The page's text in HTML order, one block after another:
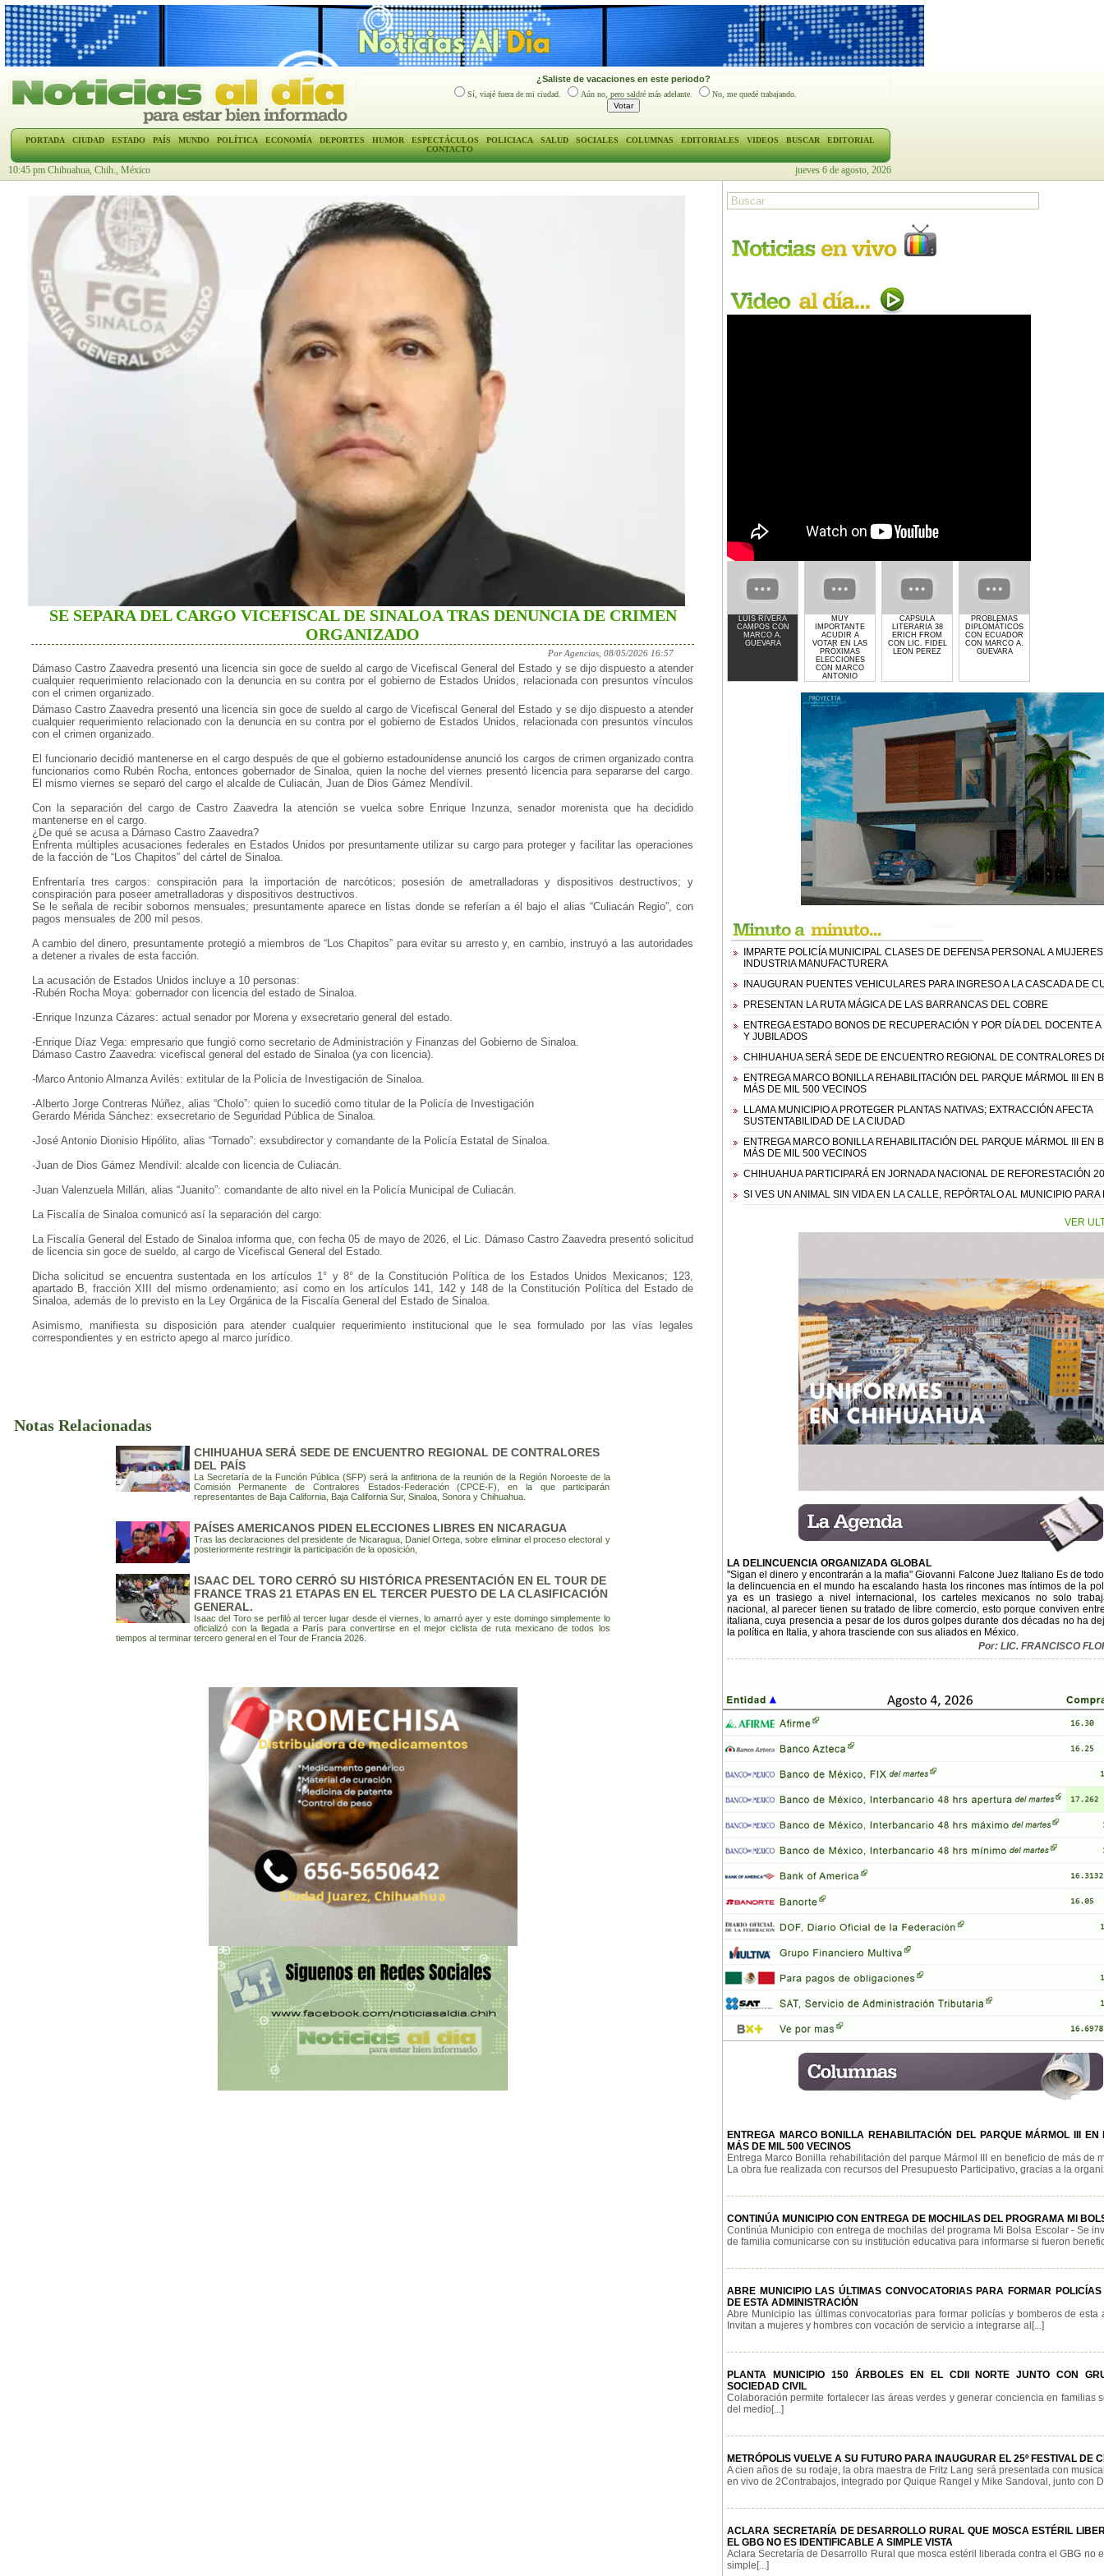
¿Saliste de vacaciones en este periodo?
Sí, viajé fuera de mi ciudad. Aún no, pero saldré más adelante. No, me quedé trabajando.
PORTADA CIUDAD ESTADO PAÍS MUNDO POLÍTICA ECONOMÍA DEPORTES HUMOR ESPECTÁCULOS POLICIACA SALUD SOCIALES COLUMNAS EDITORIALES VIDEOS BUSCAR
EDITORIAL
CONTACTO
10:45 pm Chihuahua, Chih., México jueves 6 de agosto, 2026
SE SEPARA DEL CARGO VICEFISCAL DE SINALOA TRAS DENUNCIA DE CRIMEN
ORGANIZADO
Por Agencias, 08/05/2026 16:57
Dámaso Castro Zaavedra presentó una licencia sin goce de sueldo al cargo de Vicefiscal General del Estado y se dijo dispuesto a atender
cualquier requerimiento relacionado con la denuncia en su contra por el gobierno de Estados Unidos, relacionada con presuntos vínculos
con el crimen organizado.
Dámaso Castro Zaavedra presentó una licencia sin goce de sueldo al cargo de Vicefiscal General del Estado y se dijo dispuesto a atender
cualquier requerimiento relacionado con la denuncia en su contra por el gobierno de Estados Unidos, relacionada con presuntos vínculos
con el crimen organizado.
El funcionario decidió mantenerse en el cargo después de que el gobierno estadounidense anunció los cargos de crimen organizado contra
funcionarios como Rubén Rocha, entonces gobernador de Sinaloa, quien la noche del viernes presentó licencia para separarse del cargo.
El mismo viernes se separó del cargo el alcalde de Culiacán, Juan de Dios Gámez Mendívil.
Con la separación del cargo de Castro Zaavedra la atención se vuelca sobre Enrique Inzunza, senador morenista que ha decidido
mantenerse en el cargo.
¿De qué se acusa a Dámaso Castro Zaavedra?
Enfrenta múltiples acusaciones federales en Estados Unidos por presuntamente utilizar su cargo para proteger y facilitar las operaciones
de la facción de “Los Chapitos” del cártel de Sinaloa.
Enfrentaría tres cargos: conspiración para la importación de narcóticos; posesión de ametralladoras y dispositivos destructivos; y
conspiración para poseer ametralladoras y dispositivos destructivos.
Se le señala de recibir sobornos mensuales; presuntamente aparece en listas donde se referían a él bajo el alias “Culiacán Regio”, con
pagos mensuales de 200 mil pesos.
A cambio del dinero, presuntamente protegió a miembros de “Los Chapitos” para evitar su arresto y, en cambio, instruyó a las autoridades
a detener a rivales de esta facción.
La acusación de Estados Unidos incluye a 10 personas:
-Rubén Rocha Moya: gobernador con licencia del estado de Sinaloa.
-Enrique Inzunza Cázares: actual senador por Morena y exsecretario general del estado.
-Enrique Díaz Vega: empresario que fungió como secretario de Administración y Finanzas del Gobierno de Sinaloa.
Dámaso Castro Zaavedra: vicefiscal general del estado de Sinaloa (ya con licencia).
-Marco Antonio Almanza Avilés: extitular de la Policía de Investigación de Sinaloa.
-Alberto Jorge Contreras Núñez, alias “Cholo”: quien lo sucedió como titular de la Policía de Investigación
Gerardo Mérida Sánchez: exsecretario de Seguridad Pública de Sinaloa.
-José Antonio Dionisio Hipólito, alias “Tornado”: exsubdirector y comandante de la Policía Estatal de Sinaloa.
-Juan de Dios Gámez Mendívil: alcalde con licencia de Culiacán.
-Juan Valenzuela Millán, alias “Juanito”: comandante de alto nivel en la Policía Municipal de Culiacán.
La Fiscalía de Sinaloa comunicó así la separación del cargo:
La Fiscalía General del Estado de Sinaloa informa que, con fecha 05 de mayo de 2026, el Lic. Dámaso Castro Zaavedra presentó solicitud
de licencia sin goce de sueldo, al cargo de Vicefiscal General del Estado.
Dicha solicitud se encuentra sustentada en los artículos 1° y 8° de la Constitución Política de los Estados Unidos Mexicanos; 123,
apartado B, fracción XIII del mismo ordenamiento; así como en los artículos 141, 142 y 148 de la Constitución Política del Estado de
Sinaloa, además de lo previsto en la Ley Orgánica de la Fiscalía General del Estado de Sinaloa.
Asimismo, manifiesta su disposición para atender cualquier requerimiento institucional que le sea formulado por las vías legales
correspondientes y en estricto apego al marco jurídico.
Notas Relacionadas
CHIHUAHUA SERÁ SEDE DE ENCUENTRO REGIONAL DE CONTRALORES
DEL PAÍS
La Secretaría de la Función Pública (SFP) será la anfitriona de la reunión de la Región Noroeste de la
Comisión Permanente de Contralores Estados-Federación (CPCE-F), en la que participarán
representantes de Baja California, Baja California Sur, Sinaloa, Sonora y Chihuahua.
PAÍSES AMERICANOS PIDEN ELECCIONES LIBRES EN NICARAGUA
Tras las declaraciones del presidente de Nicaragua, Daniel Ortega, sobre eliminar el proceso electoral y
posteriormente restringir la participación de la oposición,
ISAAC DEL TORO CERRÓ SU HISTÓRICA PRESENTACIÓN EN EL TOUR DE
FRANCE TRAS 21 ETAPAS EN EL TERCER PUESTO DE LA CLASIFICACIÓN
GENERAL.
Isaac del Toro se perfiló al tercer lugar desde el viernes, lo amarró ayer y este domingo simplemente lo
oficializó con la llegada a París para convertirse en el mejor ciclista de ruta mexicano de todos los
tiempos al terminar tercero general en el Tour de Francia 2026.
LUIS RIVERA
CAMPOS CON
MARCO A.
GUEVARA
MUY
IMPORTANTE
ACUDIR A
VOTAR EN LAS
PRÓXIMAS
ELECCIONES
CON MARCO
ANTONIO
GUEVARA
CAPSULA
LITERARIA 38
ERICH FROM
CON LIC. FIDEL
LEON PEREZ
PROBLEMAS
DIPLOMÁTICOS
CON ECUADOR
CON MARCO A.
GUEVARA
IMPARTE POLICÍA MUNICIPAL CLASES DE DEFENSA PERSONAL A
INDUSTRIA MANUFACTURERA
INAUGURAN PUENTES VEHICULARES PARA INGRESO A LA CASCADA DE
PRESENTAN LA RUTA MÁGICA DE LAS BARRANCAS DEL COBRE
ENTREGA ESTADO BONOS DE RECUPERACIÓN Y POR DÍA DEL DOCENTE
Y JUBILADOS
CHIHUAHUA SERÁ SEDE DE ENCUENTRO REGIONAL DE CONTRALORES
ENTREGA MARCO BONILLA REHABILITACIÓN DEL PARQUE MÁRMOL III EN
MÁS DE MIL 500 VECINOS
LLAMA MUNICIPIO A PROTEGER PLANTAS NATIVAS; EXTRACCIÓN AFECTA
SUSTENTABILIDAD DE LA CIUDAD
ENTREGA MARCO BONILLA REHABILITACIÓN DEL PARQUE MÁRMOL III EN
MÁS DE MIL 500 VECINOS
CHIHUAHUA PARTICIPARÁ EN JORNADA NACIONAL DE REFORESTACIÓN
SI VES UN ANIMAL SIN VIDA EN LA CALLE, REPÓRTALO AL MUNICIPIO PARA
VER
LA DELINCUENCIA ORGANIZADA GLOBAL
"Sigan el dinero y encontrarán a la mafia" Giovanni Falcone Juez Italiano Es de
la delincuencia en el mundo ha escalando hasta los rincones mas íntimos de la
ya es un trasiego a nivel internacional, los carteles mexicanos no solo
nacional, al parecer tienen su tratado de libre comercio, esto porque conviven
italiana, cuya presencia a pesar de los duros golpes durante dos décadas no ha
la política en Italia, y ahora trasciende con sus aliados en México.
Por: LIC. FRANCISCO
ENTREGA MARCO BONILLA REHABILITACIÓN DEL PARQUE MÁRMOL III EN
MÁS DE MIL 500 VECINOS
Entrega Marco Bonilla rehabilitación del parque Mármol III en beneficio de más de
La obra fue realizada con recursos del Presupuesto Participativo, gracias a la
CONTINÚA MUNICIPIO CON ENTREGA DE MOCHILAS DEL PROGRAMA MI
Continúa Municipio con entrega de mochilas del programa Mi Bolsa Escolar - Se
de familia comunicarse con su institución educativa para informarse si fueron
ABRE MUNICIPIO LAS ÚLTIMAS CONVOCATORIAS PARA FORMAR
DE ESTA ADMINISTRACIÓN
Abre Municipio las últimas convocatorias para formar policías y bomberos de esta
Invitan a mujeres y hombres con vocación de servicio a integrarse al[...]
PLANTA MUNICIPIO 150 ÁRBOLES EN EL CDII NORTE JUNTO CON
SOCIEDAD CIVIL
Colaboración permite fortalecer las áreas verdes y generar conciencia en familias
del medio[...]
METRÓPOLIS VUELVE A SU FUTURO PARA INAUGURAR EL 25º FESTIVAL DE
A cien años de su rodaje, la obra maestra de Fritz Lang será presentada con
en vivo de 2Contrabajos, integrado por Quique Rangel y Mike Sandoval, junto con
ACLARA SECRETARÍA DE DESARROLLO RURAL QUE MOSCA ESTÉRIL
EL GBG NO ES IDENTIFICABLE A SIMPLE VISTA
Aclara Secretaría de Desarrollo Rural que mosca estéril liberada contra el GBG no
simple[...]